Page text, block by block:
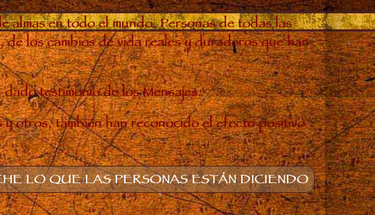
almas en todo el mundo. Personas de todas las
los cambios de vida reales y duraderos que han
testimonio de los Mensajes.
y otros, también han reconocido el efecto positivo
LO QUE LAS PERSONAS ESTÁN DICIENDO